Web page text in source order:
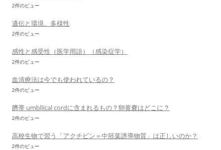
2件のビュー
遺伝と環境、多様性
2件のビュー
感性と感受性（医学用語）（感染症学）
2件のビュー
血清療法は今でも使われているの？
2件のビュー
臍帯 umbllical cordに含まれるもの？卵黄嚢はどこに？
2件のビュー
高校生物で習う「アクチビン＝中胚葉誘導物質」は正しいのか？
2件のビュー